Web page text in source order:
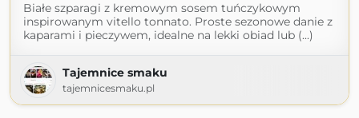
Białe szparagi z kremowym sosem tuńczykowym
inspirowanym vitello tonnato. Proste sezonowe danie z
kaparami i pieczywem, idealne na lekki obiad lub (...)
Tajemnice smaku
tajemnicesmaku.pl